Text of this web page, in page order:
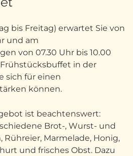
bis Freitag) erwartet Sie von
und am
von 07.30 Uhr bis 10.00
in der
sich für einen
können.
ist beachtenswert:
Brot-, Wurst- und
Rühreier, Marmelade, Honig,
und frisches Obst. Dazu